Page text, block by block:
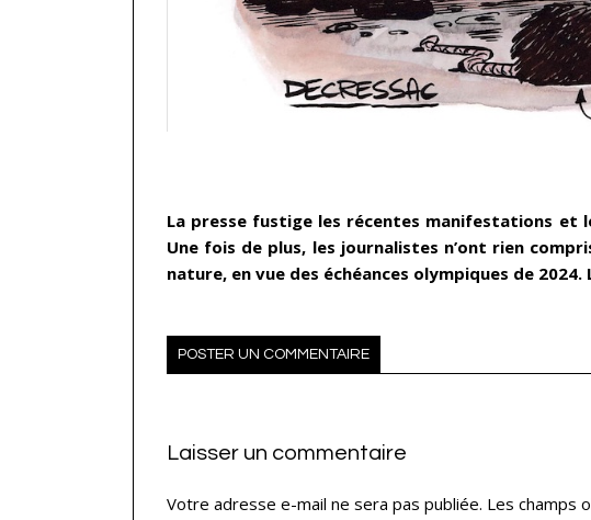
La presse fustige les récentes manifestations et
Une fois de plus, les journalistes n’ont rien
nature, en vue des échéances olympiques de
POSTER UN COMMENTAIRE
Laisser un commentaire
Votre adresse e-mail ne sera pas publiée. Les champs